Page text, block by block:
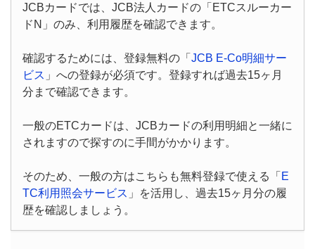
JCBカードでは、JCB法人カードの「ETCスルーカー
ドN」のみ、利用履歴を確認できます。
確認するためには、登録無料の「 JCB E-Co明細サー
ビス 」への登録が必須です。登録すれば過去15ヶ月
分まで確認できます。
一般のETCカードは、JCBカードの利用明細と一緒に
されますので探すのに手間がかかります。
そのため、一般の方はこちらも無料登録で使える「 E
TC利用照会サービス 」を活用し、過去15ヶ月分の履
歴を確認しましょう。